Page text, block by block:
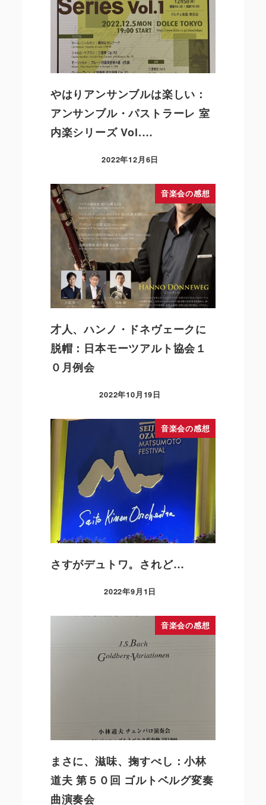
やはりアンサンブルは楽しい：
アンサンブル・パストラーレ 室
内楽シリーズ Vol.…
2022年12月6日
音楽会の感想
才人、ハンノ・ドネヴェークに
脱帽：日本モーツアルト協会１
０月例会
2022年10月19日
音楽会の感想
さすがデュトワ。されど…
2022年9月1日
音楽会の感想
まさに、滋味、掬すべし：小林
道夫 第５０回 ゴルトベルグ変奏
曲演奏会